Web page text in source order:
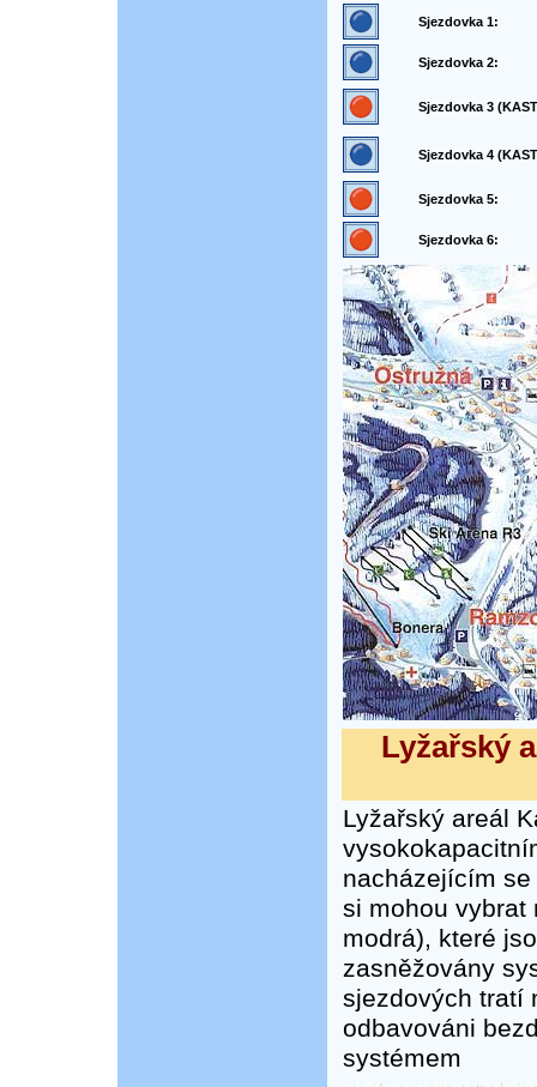
Sjezdovka 1:
Sjezdovka 2:
Sjezdovka 3
Sjezdovka 4
Sjezdovka 5:
Sjezdovka 6:
Lyžařský
Lyžařský areál
nacházejícím
si mohou vybrat
modrá), které
zasněžovány
sjezdových tratí
odbavováni
systémem